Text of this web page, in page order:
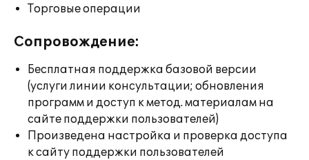
Торговые операции
Сопровождение:
Бесплатная поддержка базовой версии
(услуги линии консультации; обновления
программ и доступ к метод. материалам на
сайте поддержки пользователей)
Произведена настройка и проверка доступа
к сайту поддержки пользователей